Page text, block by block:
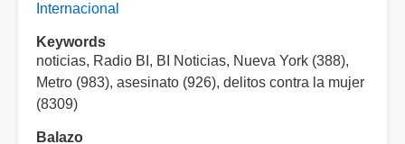
Internacional
Keywords
noticias, Radio BI, BI Noticias, Nueva York (388),
Metro (983), asesinato (926), delitos contra la mujer
(8309)
Balazo